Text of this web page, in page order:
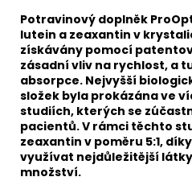
Potravinový doplněk
lutein a zeaxantin v
získávány pomocí
zásadní vliv na rychlost, a
absorpce. Nejvyšší
složek byla prokázána ve
studiích, kterých se
pacientů. V rámci těchto
zeaxantin v poměru 5:1,
využívat nejdůležitější
množství.